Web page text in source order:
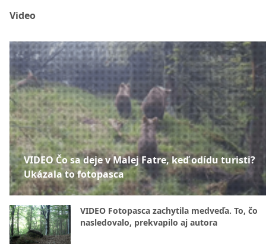
Video
VIDEO Čo sa deje v Malej Fatre, keď odídu turisti?
Ukázala to fotopasca
VIDEO Fotopasca zachytila medveďa. To, čo
nasledovalo, prekvapilo aj autora